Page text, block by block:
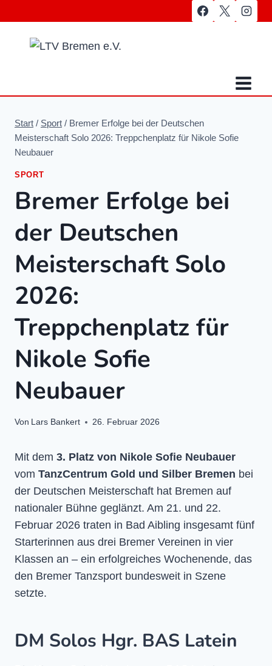
Inhalt
springen
Start / Sport / Bremer Erfolge bei der Deutschen
Meisterschaft Solo 2026: Treppchenplatz für Nikole Sofie
Neubauer
SPORT
Bremer Erfolge bei
der Deutschen
Meisterschaft Solo
2026:
Treppchenplatz für
Nikole Sofie
Neubauer
Von Lars Bankert 26. Februar 2026
Mit dem 3. Platz von Nikole Sofie Neubauer
vom TanzCentrum Gold und Silber Bremen bei
der Deutschen Meisterschaft hat Bremen auf
nationaler Bühne geglänzt. Am 21. und 22.
Februar 2026 traten in Bad Aibling insgesamt fünf
Starterinnen aus drei Bremer Vereinen in vier
Klassen an – ein erfolgreiches Wochenende, das
den Bremer Tanzsport bundesweit in Szene
setzte.
DM Solos Hgr. BAS Latein